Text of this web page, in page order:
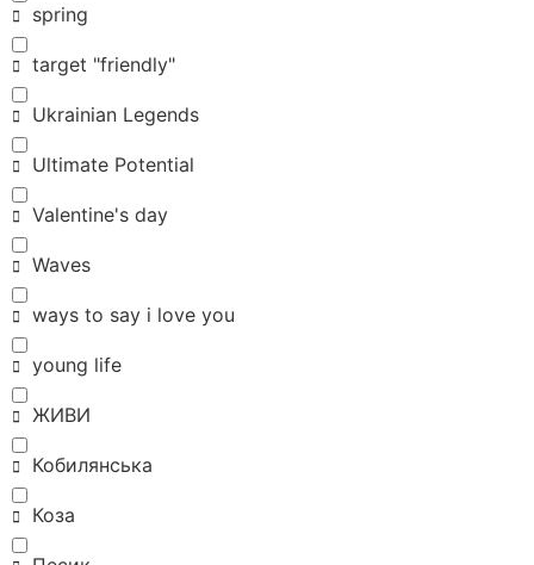
spring
target "friendly"
Ukrainian Legends
Ultimate Potential
Valentine's day
Waves
ways to say i love you
young life
ЖИВИ
Кобилянська
Коза